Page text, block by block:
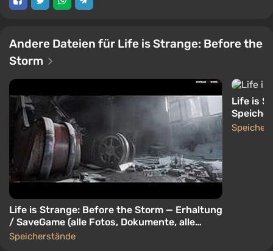
Andere Dateien für Life is Strange: Before the
Storm
Life is Strange: Before the Storm — Erhaltung
/ SaveGame (alle Fotos, Dokumente, alle
Episoden sind geöffnet)
Speicherstände
Life is